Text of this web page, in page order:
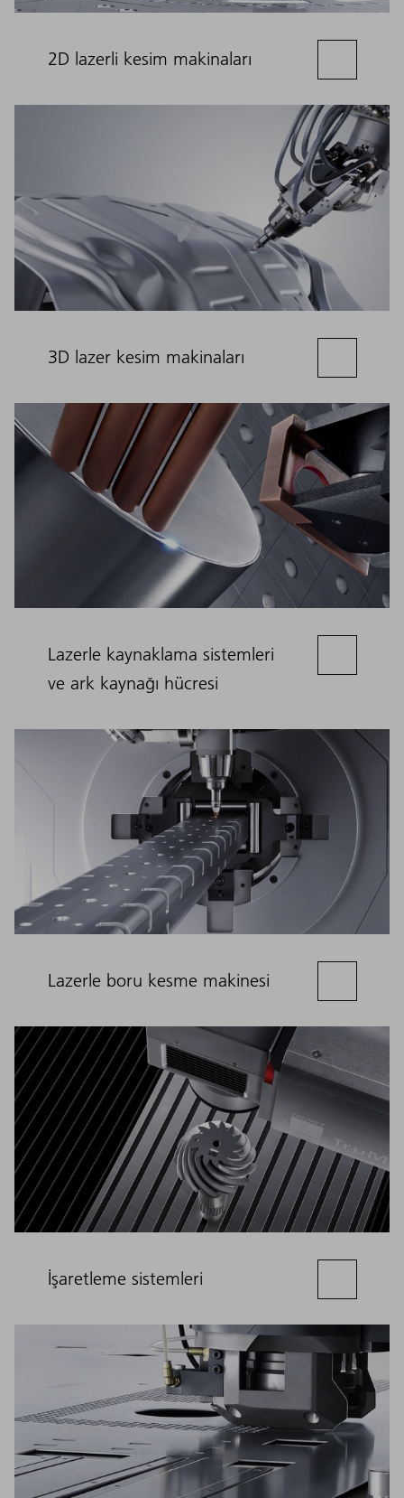
2D lazerli kesim makinaları
3D lazer kesim makinaları
Lazerle kaynaklama sistemleri
ve ark kaynağı hücresi
Lazerle boru kesme makinesi
İşaretleme sistemleri